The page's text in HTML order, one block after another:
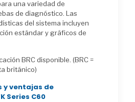
una variedad de
de diagnóstico. Las
del sistema incluyen
estándar y gráficos de
BRC disponible. (BRC =
británico)
ventajas de
Series C60